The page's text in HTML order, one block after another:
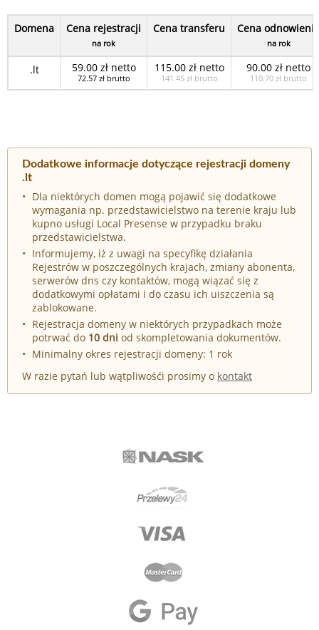
Domena Cena rejestracji
na rok
Cena transferu Cena odnowienia
na rok
.lt 59.00 zł netto
72.57 zł brutto
115.00 zł netto
141.45 zł brutto
90.00 zł netto
110.70 zł brutto
Dodatkowe informacje dotyczące rejestracji domeny
.lt
Dla niektórych domen mogą pojawić się dodatkowe
wymagania np. przedstawicielstwo na terenie kraju lub
kupno usługi Local Presense w przypadku braku
przedstawicielstwa.
Informujemy, iż z uwagi na specyfikę działania
Rejestrów w poszczególnych krajach, zmiany abonenta,
serwerów dns czy kontaktów, mogą wiązać się z
dodatkowymi opłatami i do czasu ich uiszczenia są
zablokowane.
Rejestracja domeny w niektórych przypadkach może
potrwać do 10 dni od skompletowania dokumentów.
Minimalny okres rejestracji domeny: 1 rok
W razie pytań lub wątpliwośći prosimy o kontakt